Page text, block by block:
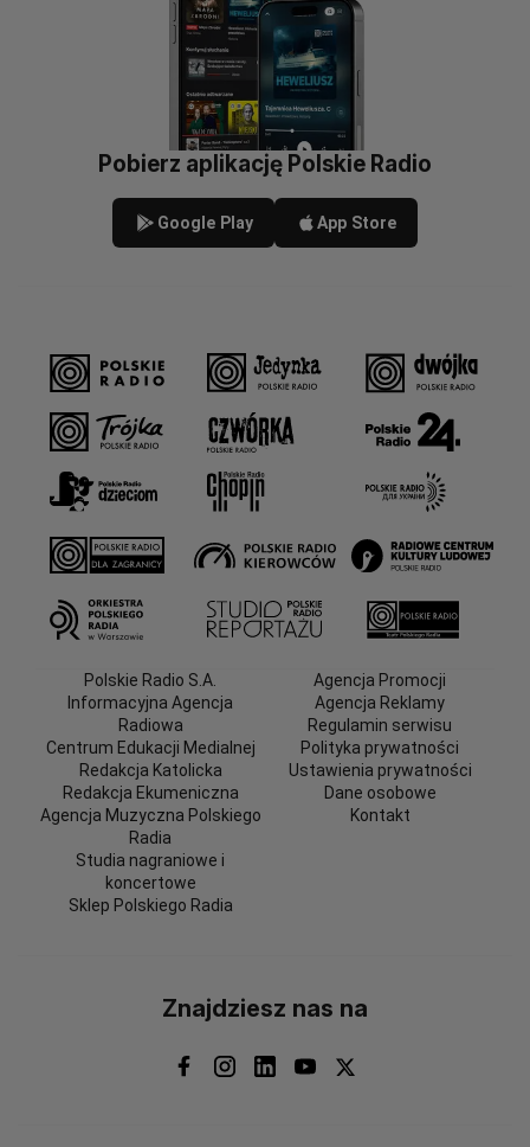
Pobierz aplikację Polskie Radio
Google Play App Store
Polskie Radio S.A.
Informacyjna Agencja
Radiowa
Centrum Edukacji Medialnej
Redakcja Katolicka
Redakcja Ekumeniczna
Agencja Muzyczna Polskiego
Radia
Studia nagraniowe i
koncertowe
Sklep Polskiego Radia
Agencja Promocji
Agencja Reklamy
Regulamin serwisu
Polityka prywatności
Ustawienia prywatności
Dane osobowe
Kontakt
Znajdziesz nas na